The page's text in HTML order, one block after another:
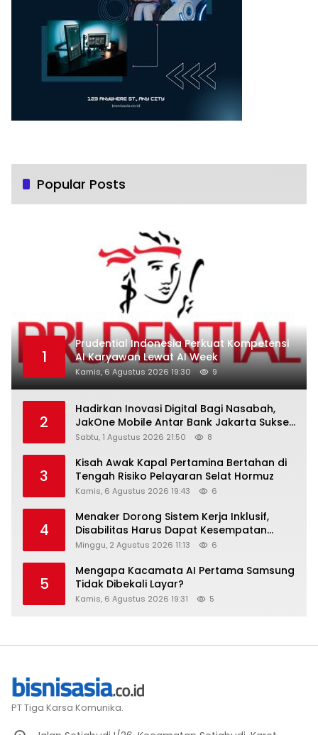
Popular Posts
1
Prudential Indonesia Perkuat Kompetensi
AI Karyawan Lewat AI Week
Kamis, 6 Agustus 2026 19:30 9
2
Hadirkan Inovasi Digital Bagi Nasabah,
JakOne Mobile Antar Bank Jakarta Sukses
Raih Digital Excellence Awards 2026
Sabtu, 1 Agustus 2026 21:50 8
3
Kisah Awak Kapal Pertamina Bertahan di
Tengah Risiko Pelayaran Selat Hormuz
Kamis, 6 Agustus 2026 19:43 6
4
Menaker Dorong Sistem Kerja Inklusif,
Disabilitas Harus Dapat Kesempatan
Setara
Minggu, 2 Agustus 2026 11:13 6
5
Mengapa Kacamata AI Pertama Samsung
Tidak Dibekali Layar?
Kamis, 6 Agustus 2026 19:31 5
PT Tiga Karsa Komunika.